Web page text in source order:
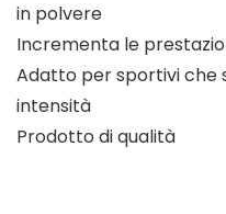
in polvere
Incrementa le
Adatto per sportivi che
intensità
Prodotto di qualità